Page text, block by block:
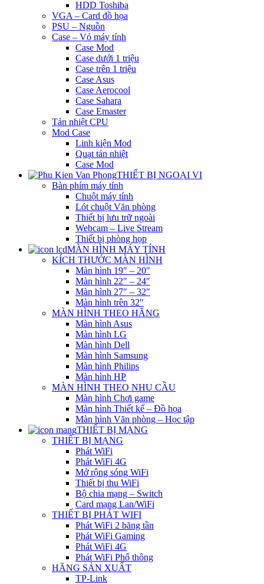
HDD Toshiba
VGA – Card đồ họa
PSU – Nguồn
Case – Vỏ máy tính
Case Mod
Case dưới 1 triệu
Case trên 1 triệu
Case Asus
Case Aerocool
Case Sahara
Case Emaster
Tản nhiệt CPU
Mod Case
Linh kiện Mod
Quạt tản nhiệt
Case Mod
THIẾT BỊ NGOẠI VI
Bàn phím máy tính
Chuột máy tính
Lót chuột Văn phòng
Thiết bị lưu trữ ngoài
Webcam – Live Stream
Thiết bị phòng họp
MÀN HÌNH MÁY TÍNH
KÍCH THƯỚC MÀN HÌNH
Màn hình 19″ – 20″
Màn hình 22″ – 24″
Màn hình 27″ – 32″
Màn hình trên 32″
MÀN HÌNH THEO HÃNG
Màn hình Asus
Màn hình LG
Màn hình Dell
Màn hình Samsung
Màn hình Philips
Màn hình HP
MÀN HÌNH THEO NHU CẦU
Màn hình Chơi game
Màn hình Thiết kế – Đồ họa
Màn hình Văn phòng – Học tập
THIẾT BỊ MẠNG
THIẾT BỊ MẠNG
Phát WiFi
Phát WiFi 4G
Mở rộng sóng WiFi
Thiết bị thu WiFi
Bộ chia mạng – Switch
Card mạng Lan/WiFi
THIẾT BỊ PHÁT WIFI
Phát WiFi 2 băng tần
Phát WiFi Gaming
Phát WiFi 4G
Phát WiFi Phổ thông
HÃNG SẢN XUẤT
TP-Link